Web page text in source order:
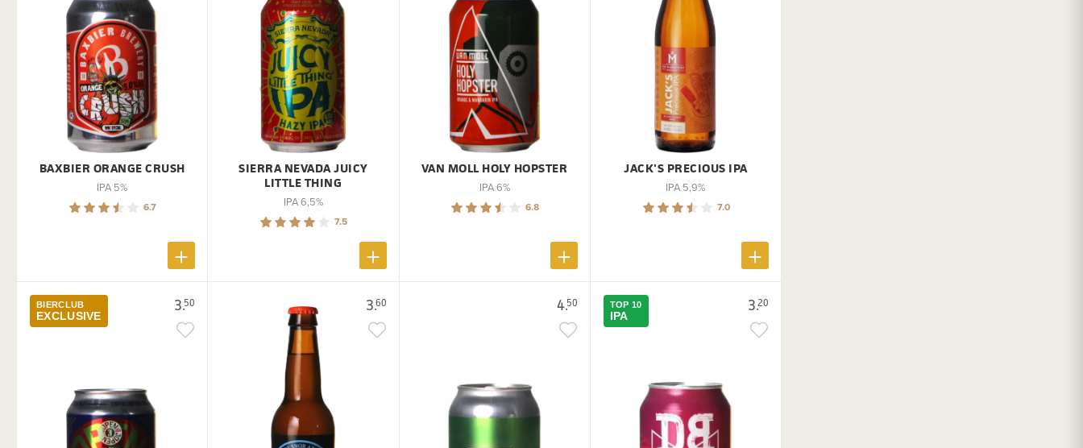
BAXBIER ORANGE CRUSH
IPA 5%
6.7
SIERRA NEVADA JUICY
LITTLE THING
IPA 6,5%
7.5
VAN MOLL HOLY HOPSTER
IPA 6%
6.8
JACK'S PRECIOUS IPA
IPA 5,9%
7.0
3.50
BIERCLUB
EXCLUSIVE
3.60 4.50 3.20
TOP 10
IPA